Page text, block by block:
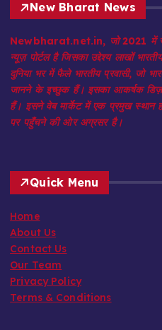
New Bharat News
Newbharat.net.in, जो 2021 में
न्यूज़ पोर्टल है जिसका उद्देश्य लाखों
दुनिया भर में फैले भारतीय प्रवासी, जो
जानने के इच्छुक हैं। इसका आकर्षक
हैं। इसने वेब मार्केट में एक प्रमुख स्थान
पर पहुँचने की ओर अग्रसर है।
Quick Menu
Home
About Us
Contact Us
Our Team
Privacy Policy
Terms & Conditions